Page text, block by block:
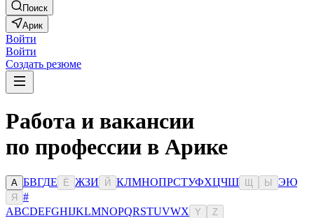
Поиск
Арик
Войти
Войти
Создать резюме
Работа и вакансии
по профессии в Арике
А БВГДЕ Ё ЖЗИ Й КЛМНОПРСТУФХЦЧШ Ы ЭЮ
Я
#
ABCDEFGHIJKLMNOPQRSTUVWX Y Z